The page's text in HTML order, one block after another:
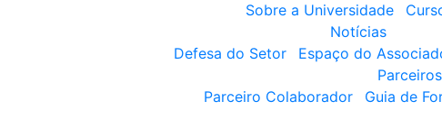
Sobre a Universidade
Notícias
Defesa do Setor
Espaço do
Parceiros
Parceiro Colaborador
Guia de